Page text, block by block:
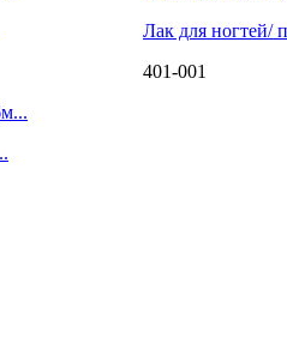
Лак для ногтей/
401-001